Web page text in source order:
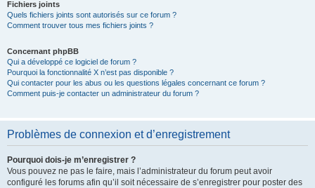
Fichiers joints
Quels fichiers joints sont autorisés sur ce forum ?
Comment trouver tous mes fichiers joints ?
Concernant phpBB
Qui a développé ce logiciel de forum ?
Pourquoi la fonctionnalité X n’est pas disponible ?
Qui contacter pour les abus ou les questions légales concernant ce forum ?
Comment puis-je contacter un administrateur du forum ?
Problèmes de connexion et d’enregistrement
Pourquoi dois-je m’enregistrer ?
Vous pouvez ne pas le faire, mais l’administrateur du forum peut avoir
configuré les forums afin qu’il soit nécessaire de s’enregistrer pour poster des